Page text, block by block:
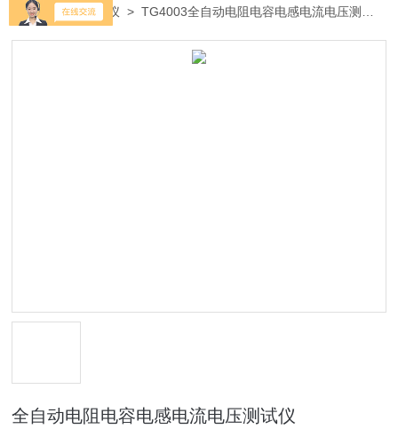
电容电感测试仪 > TG4003全自动电阻电容电感电流电压测试
全自动电阻电容电感电流电压测试仪